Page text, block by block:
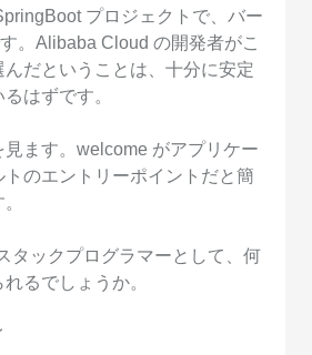
プロジェクトで、バー
。Alibaba Cloud の開発者がこ
だということは、十分に安定
はずです。
ます。welcome がアプリケー
トのエントリーポイントだと簡
タックプログラマーとして、何
るでしょうか。